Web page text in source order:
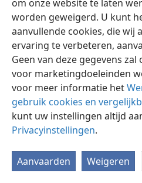
om onze website te laten
worden geweigerd. U kunt
aanvullende cookies, die wij
ervaring te verbeteren,
Geen van deze gegevens
voor marketingdoeleinden
voor meer informatie het
gebruik cookies en
kunt uw instellingen altijd
Privacyinstellingen.
Aanvaarden Weigeren
Copyright © 2026 Watch Tower Bible
Gebruiksvoorwaarden
JW.ORG